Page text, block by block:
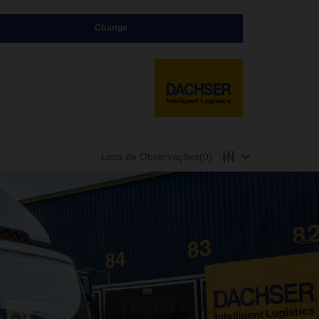
Change
Lista de Observações (0)